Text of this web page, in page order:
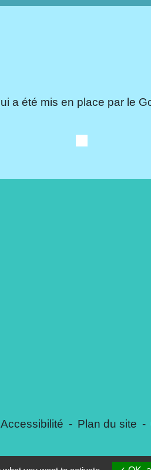
a été mis en place par le
Accessibilité - Plan du site -